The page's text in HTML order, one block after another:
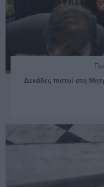
Δεκάδες πιστοί στη